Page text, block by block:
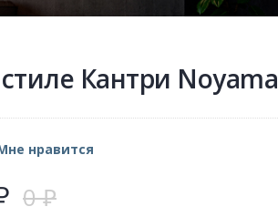
Кантри Noyama
нравится
0 ₽